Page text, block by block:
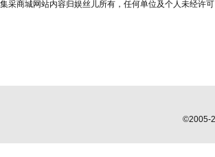
集采商城网站内容归娱丝儿所有，任何单位及个人未经许
©2005-